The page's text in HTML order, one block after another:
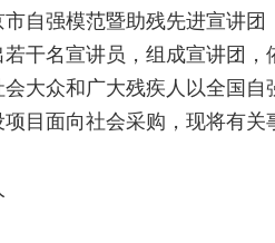
自强模范暨助残先进宣讲
干名宣讲员，组成宣讲团
大众和广大残疾人以全国
目面向社会采购，现将有关